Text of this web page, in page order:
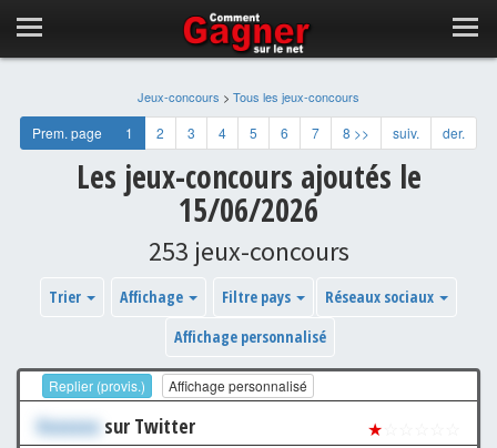
Jeux-concours > Tous les jeux-concours
Prem. page 1 2 3 4 5 6 7 8 >> suiv. der.
Les jeux-concours ajoutés le
15/06/2026
253 jeux-concours
Trier Affichage Filtre pays
Réseaux sociaux
Affichage personnalisé
Replier (provis.) Affichage personnalisé
Xxxxxxx sur Twitter ★